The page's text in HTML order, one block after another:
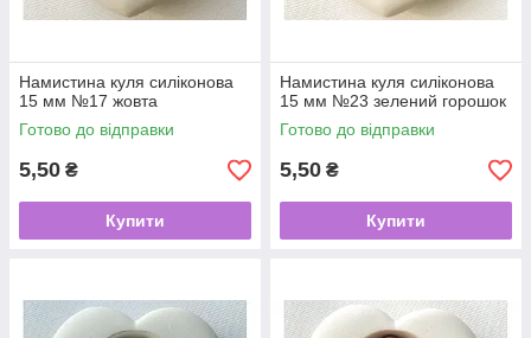
Намистина куля силіконова
15 мм №17 жовта
Готово до відправки
5,50 ₴
Купити
Намистина куля силіконова
15 мм №23 зелений горошок
Готово до відправки
5,50 ₴
Купити